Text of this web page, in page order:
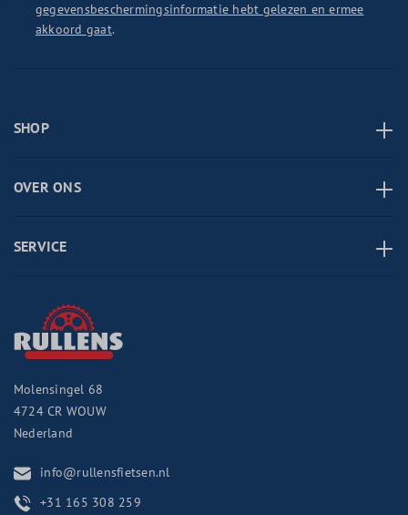
gegevensbeschermingsinformatie hebt gelezen en ermee
akkoord gaat.
SHOP
OVER ONS
SERVICE
Molensingel 68
4724 CR WOUW
Nederland
info@rullensfietsen.nl
+31 165 308 259